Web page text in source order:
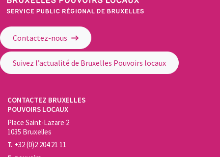
Contactez-nous
Suivez l’actualité de Bruxelles Pouvoirs locaux
CONTACTEZ BRUXELLES
POUVOIRS LOCAUX
Place Saint-Lazare 2
1035 Bruxelles
T. +32 (0)2 204 21 11